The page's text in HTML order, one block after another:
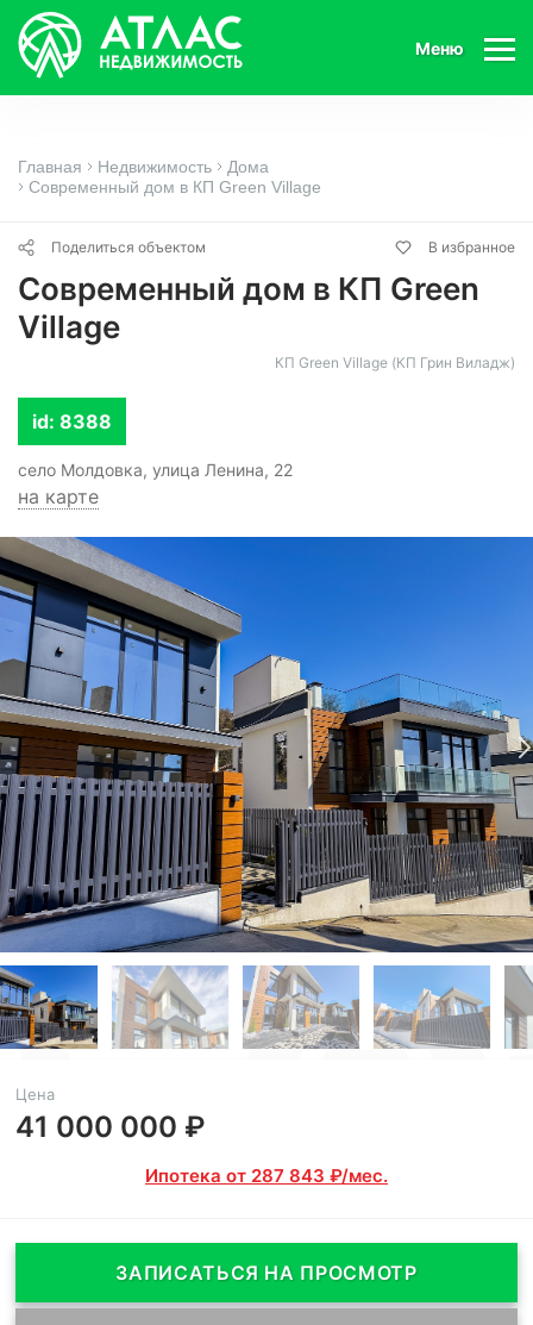
Меню
Главная Недвижимость
Дома
Современный дом в КП Green Village
Поделиться объектом В избранное
Современный дом в КП Green
Village
КП Green Village (КП Грин Виладж)
id: 8388
село Молдовка, улица Ленина, 22
на карте
Цена
41 000 000 ₽
Ипотека от 287 843 ₽/мес.
ЗАПИСАТЬСЯ НА ПРОСМОТР